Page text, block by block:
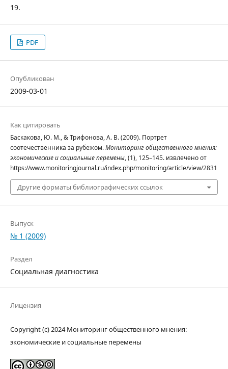
19.
PDF
Опубликован
2009-03-01
Как цитировать
Баскакова, Ю. М., & Трифонова, А. В. (2009). Портрет
соотечественника за рубежом.Мониторинг общественного мнения:
экономические и социальные перемены, (1), 125–145. извлечено от
https://www.monitoringjournal.ru/index.php/monitoring/article/view/2831
Другие форматы библиографических ссылок
Выпуск
№ 1 (2009)
Раздел
Социальная диагностика
Лицензия
Copyright (c) 2024 Мониторинг общественного мнения:
экономические и социальные перемены